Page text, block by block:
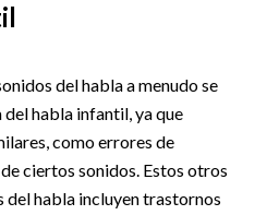
del habla a menudo se
habla infantil, ya que
como errores de
ciertos sonidos. Estos otros
del habla incluyen trastornos